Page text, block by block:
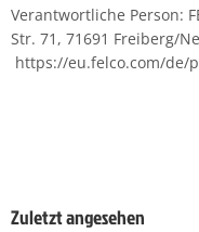
Verantwortliche Person:
Str. 71, 71691 Freiberg/
https://eu.felco.com/de/
Zuletzt angesehen